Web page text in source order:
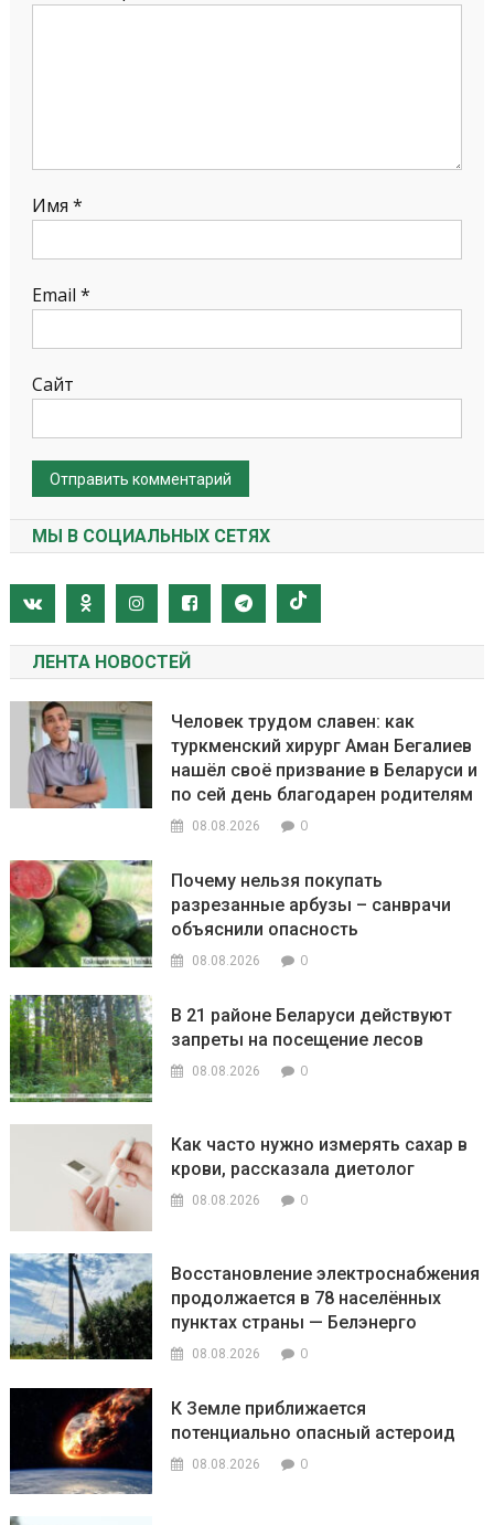
Имя *
Email *
Сайт
МЫ В СОЦИАЛЬНЫХ СЕТЯХ
ЛЕНТА НОВОСТЕЙ
Человек трудом славен: как
туркменский хирург Аман Бегалиев
нашёл своё призвание в Беларуси и
по сей день благодарен родителям
08.08.2026 0
Почему нельзя покупать
разрезанные арбузы – санврачи
объяснили опасность
08.08.2026 0
В 21 районе Беларуси действуют
запреты на посещение лесов
08.08.2026 0
Как часто нужно измерять сахар в
крови, рассказала диетолог
08.08.2026 0
Восстановление электроснабжения
продолжается в 78 населённых
пунктах страны — Белэнерго
08.08.2026 0
К Земле приближается
потенциально опасный астероид
08.08.2026 0